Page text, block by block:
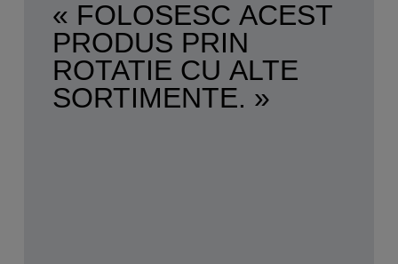
« FOLOSESC ACEST
PRODUS PRIN
ROTATIE CU ALTE
SORTIMENTE. »